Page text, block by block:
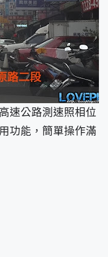
速公路測速照相位
功能，簡單操作滿